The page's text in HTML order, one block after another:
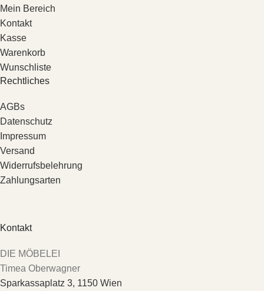
Mein Bereich
Kontakt
Kasse
Warenkorb
Wunschliste
Rechtliches
AGBs
Datenschutz
Impressum
Versand
Widerrufsbelehrung
Zahlungsarten
Kontakt
DIE MÖBELEI
Timea Oberwagner
Sparkassaplatz 3, 1150 Wien